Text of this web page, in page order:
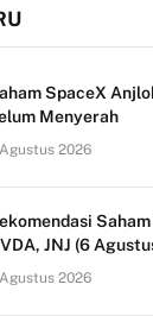
SpaceX
Menyerah
2026
JNJ (6
2026